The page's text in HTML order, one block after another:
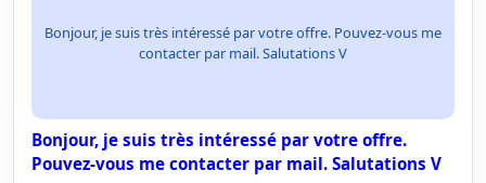
Bonjour, je suis très intéressé par votre offre. Pouvez-vous me
contacter par mail. Salutations V
Bonjour, je suis très intéressé par votre offre.
Pouvez-vous me contacter par mail. Salutations V